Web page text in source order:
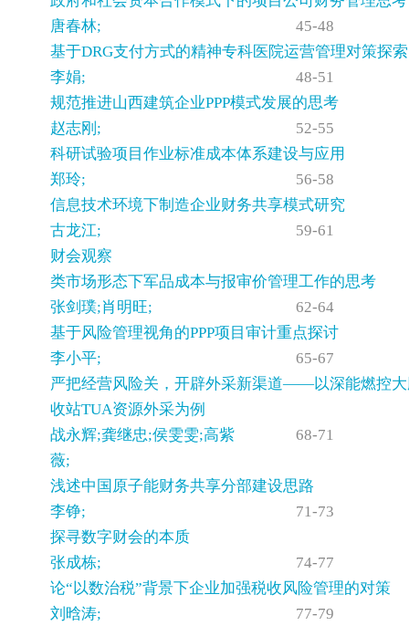
唐春林;
45-48
基于DRG支付方式的精神专科医院运营管理对策探索
李娟;
48-51
规范推进山西建筑企业PPP模式发展的思考
赵志刚;
52-55
科研试验项目作业标准成本体系建设与应用
郑玲;
56-58
信息技术环境下制造企业财务共享模式研究
古龙江;
59-61
财会观察
类市场形态下军品成本与报审价管理工作的思考
张剑璞;肖明旺;
62-64
基于风险管理视角的PPP项目审计重点探讨
李小平;
65-67
严把经营风险关，开辟外采新渠道——以深能燃控大
收站TUA资源外采为例
战永辉;龚继忠;侯雯雯;高紫
薇;
68-71
浅述中国原子能财务共享分部建设思路
李铮;
71-73
探寻数字财会的本质
张成栋;
74-77
论“以数治税”背景下企业加强税收风险管理的对策
刘晗涛;
77-79